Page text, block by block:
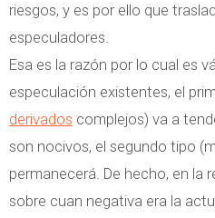
riesgos, y es por ello que
especuladores.
Esa es la razón por lo cual es
especulación existentes, el
derivados complejos) va a
son nocivos, el segundo tipo
permanecerá. De hecho, en la
sobre cuan negativa era la